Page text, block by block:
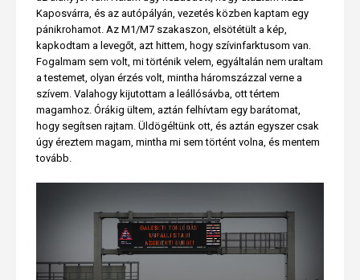
Kaposvárra, és az autópályán, vezetés közben kaptam egy
pánikrohamot. Az M1/M7 szakaszon, elsötétült a kép,
kapkodtam a levegőt, azt hittem, hogy szívinfarktusom van.
Fogalmam sem volt, mi történik velem, egyáltalán nem uraltam
a testemet, olyan érzés volt, mintha háromszázzal verne a
szívem. Valahogy kijutottam a leállósávba, ott tértem
magamhoz. Órákig ültem, aztán felhívtam egy barátomat,
hogy segítsen rajtam. Üldögéltünk ott, és aztán egyszer csak
úgy éreztem magam, mintha mi sem történt volna, és mentem
tovább.